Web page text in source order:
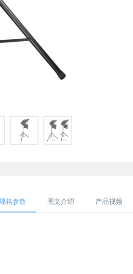
格参数 图文介绍 产品视频